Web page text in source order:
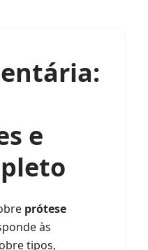
e
prótese
às
tipos,